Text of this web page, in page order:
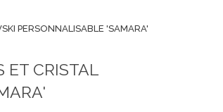
PERSONNALISABLE 'SAMARA'
ET CRISTAL